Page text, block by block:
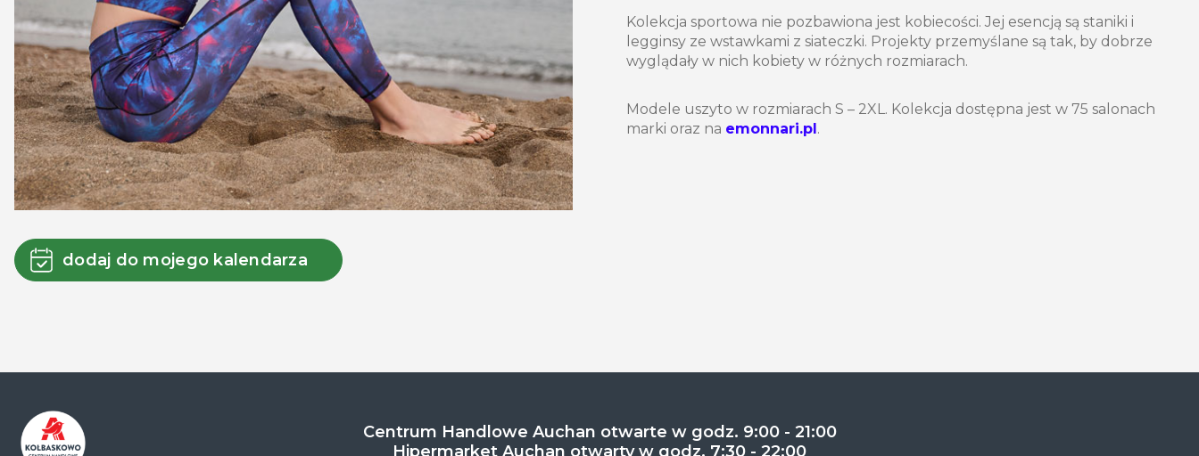
dodaj do mojego kalendarza
Kolekcja sportowa nie pozbawiona jest kobiecości. Jej esencją są staniki i
legginsy ze wstawkami z siateczki. Projekty przemyślane są tak, by dobrze
wyglądały w nich kobiety w różnych rozmiarach.
Modele uszyto w rozmiarach S – 2XL. Kolekcja dostępna jest w 75 salonach
marki oraz na emonnari.pl.
Centrum Handlowe Auchan otwarte w godz. 9:00 - 21:00
Hipermarket Auchan otwarty w godz. 7:30 - 22:00